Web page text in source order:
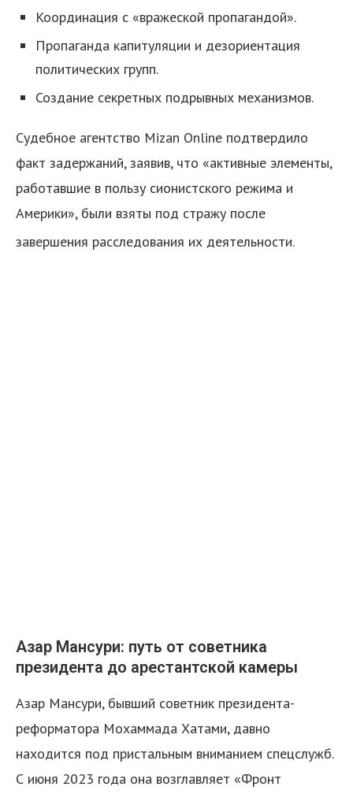
Координация с «вражеской пропагандой».
Пропаганда капитуляции и дезориентация
политических групп.
Создание секретных подрывных механизмов.
Судебное агентство Mizan Online подтвердило
факт задержаний, заявив, что «активные элементы,
работавшие в пользу сионистского режима и
Америки», были взяты под стражу после
завершения расследования их деятельности.
Азар Мансури: путь от советника
президента до арестантской камеры
Азар Мансури, бывший советник президента-
реформатора Мохаммада Хатами, давно
находится под пристальным вниманием спецслужб.
С июня 2023 года она возглавляет «Фронт